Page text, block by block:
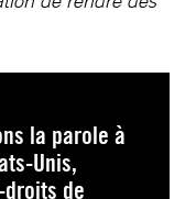
la parole à
Unis,
de